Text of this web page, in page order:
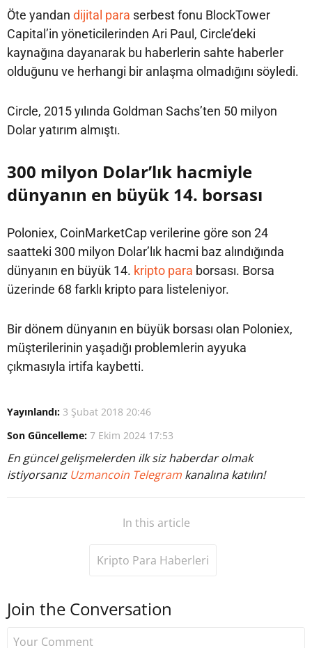
Öte yandan dijital para serbest fonu BlockTower
Capital’in yöneticilerinden Ari Paul, Circle’deki
kaynağına dayanarak bu haberlerin sahte haberler
olduğunu ve herhangi bir anlaşma olmadığını söyledi.
Circle, 2015 yılında Goldman Sachs’ten 50 milyon
Dolar yatırım almıştı.
300 milyon Dolar’lık hacmiyle
dünyanın en büyük 14. borsası
Poloniex, CoinMarketCap verilerine göre son 24
saatteki 300 milyon Dolar’lık hacmi baz alındığında
dünyanın en büyük 14. kripto para borsası. Borsa
üzerinde 68 farklı kripto para listeleniyor.
Bir dönem dünyanın en büyük borsası olan Poloniex,
müşterilerinin yaşadığı problemlerin ayyuka
çıkmasıyla irtifa kaybetti.
Yayınlandı: 3 Şubat 2018 20:46
Son Güncelleme: 7 Ekim 2024 17:53
En güncel gelişmelerden ilk siz haberdar olmak
istiyorsanız Uzmancoin Telegram kanalına katılın!
In this article
Kripto Para Haberleri
Join the Conversation